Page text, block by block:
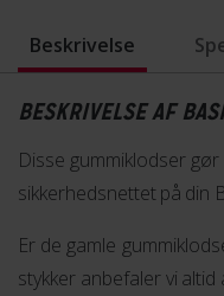
Beskrivelse
BESKRIVELSE AF
Disse gummiklodser
sikkerhedsnettet på din
Er de gamle
stykker anbefaler vi